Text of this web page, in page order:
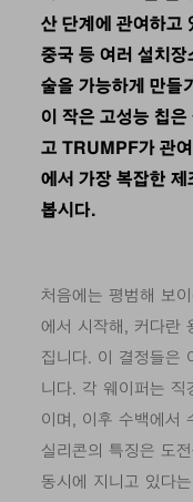
산 단계에 관여하고
중국 등 여러 설치
술을 가능하게 만들
이 작은 고성능 칩
고 TRUMPF가 관
에서 가장 복잡한 제
봅시다.
처음에는 평범해 보
에서 시작해, 커다란
집니다. 이 결정들은
니다. 각 웨이퍼는 직
이며, 이후 수백에서
실리콘의 특징은 도
동시에 지니고 있다